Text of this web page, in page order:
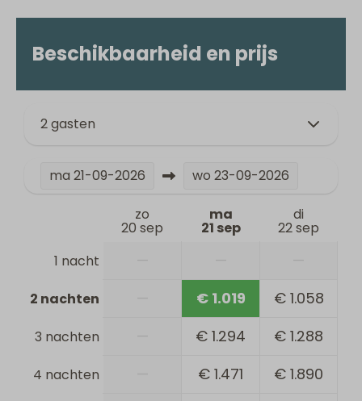
Beschikbaarheid en prijs
2 gasten
ma 21-09-2026 wo 23-09-2026
zo
20 sep
ma
21 sep
di
22 sep
1 nacht
2 nachten € 1.019 € 1.058
3 nachten € 1.294 € 1.288
4 nachten € 1.471 € 1.890